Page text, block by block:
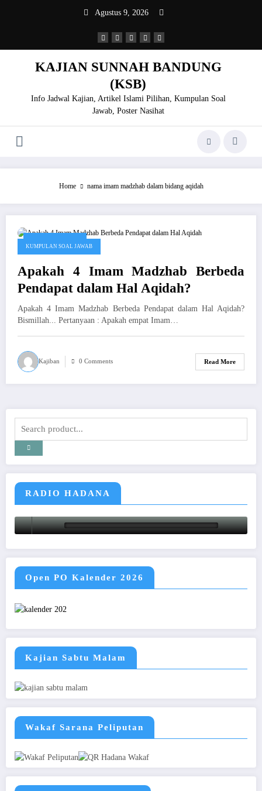
Agustus 9, 2026
KAJIAN SUNNAH BANDUNG
(KSB)
Info Jadwal Kajian, Artikel Islami Pilihan, Kumpulan Soal
Jawab, Poster Nasihat
Home nama imam madzhab dalam bidang aqidah
KUMPULAN SOAL JAWAB
Apakah 4 Imam Madzhab Berbeda
Pendapat dalam Hal Aqidah?
Apakah 4 Imam Madzhab Berbeda Pendapat dalam Hal Aqidah?
Bismillah... Pertanyaan : Apakah empat Imam…
Kajiban 0 Comments Read More
RADIO HADANA
Open PO Kalender 2026
Kajian Sabtu Malam
Wakaf Sarana Peliputan